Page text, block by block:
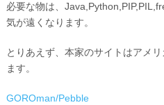
必要な物は、
気が遠くなります。
とりあえず、本家のサイトはアメ
ます。
GOROman/Pebble